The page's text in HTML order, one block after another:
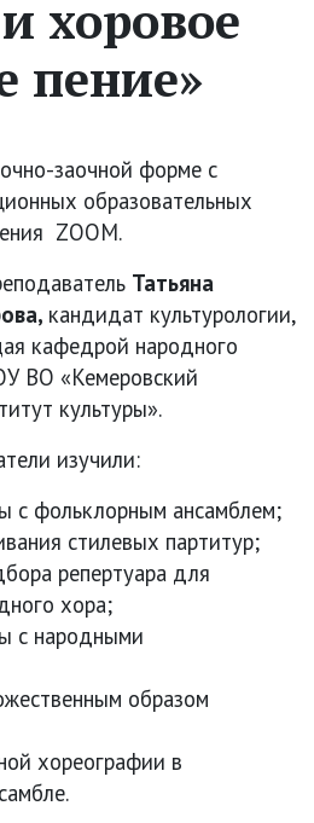
хоровое
пение»
заочной форме с
образовательных
ZOOM.
Татьяна
кандидат культурологии,
кафедрой народного
ВО «Кемеровский
культуры».
изучили:
с фольклорным ансамблем;
стилевых партитур;
репертуара для
хора;
с народными
образом
хореографии в